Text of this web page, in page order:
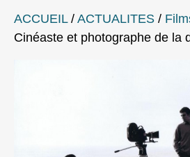
ACCUEIL/ ACTUALITES /
Cinéaste et photographe de la